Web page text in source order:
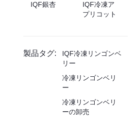
IQF銀杏
IQF冷凍ア
プリコット
製品タグ:
IQF冷凍リンゴンベ
リー
冷凍リンゴンベリ
ー
冷凍リンゴンベリ
ーの卸売